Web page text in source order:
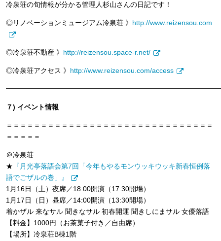
冷泉荘の旬情報が分かる管理人杉山さんの日記です！
◎リノベーションミュージアム冷泉荘 》 http://www.reizensou.com
◎冷泉荘不動産 》 http://reizensou.space-r.net/
◎冷泉荘アクセス 》 http://www.reizensou.com/access
７) イベント情報
＝＝＝＝＝＝＝＝＝＝＝＝＝＝＝＝＝＝＝＝＝＝＝＝＝＝＝＝＝＝
＝＝＝＝＝
＠冷泉荘
★ 『月光亭落語会第7回「今年もやるモンウッキウッキ新春恒例落
語でごザルの巻」』
1月16日（土）夜席／18:00開演（17:30開場）
1月17日（日）昼席／14:00開演（13:30開場）
着かザル 来なサル 聞きなサル 初春開運 聞きしにまサル 女優落語
【料金】1000円（お茶菓子付き／自由席）
【場所】冷泉荘B棟1階